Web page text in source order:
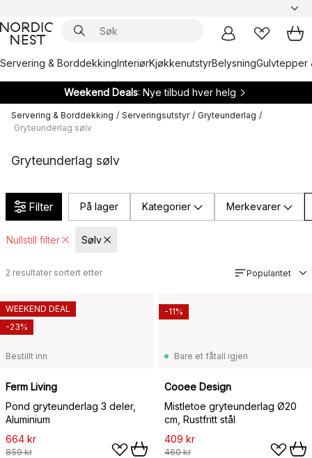
Servering & BorddekkingInteriørKjøkkenutstyrBelysningGulvtepper
Weekend Deals: Nye tilbud hver helg
Servering & Borddekking / Serveringsutstyr / Gryteunderlag /
Gryteunderlag sølv
Gryteunderlag sølv
Filter På lager Kategorier Merkevarer
Nullstill filter Sølv
2 resultater sortert etter Popularitet
Bestillt inn
Ferm Living
Pond gryteunderlag 3 deler,
Aluminium
664 kr
859 kr
WEEKEND DEAL
-23%
Bare et fåtall igjen
Cooee Design
Mistletoe gryteunderlag Ø20
cm, Rustfritt stål
409 kr
460 kr
-11%